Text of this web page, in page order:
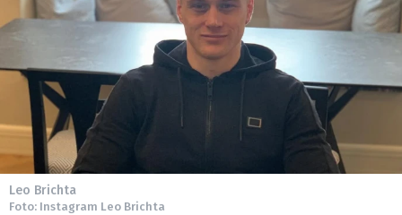
Leo Brichta
Foto: Instagram Leo Brichta